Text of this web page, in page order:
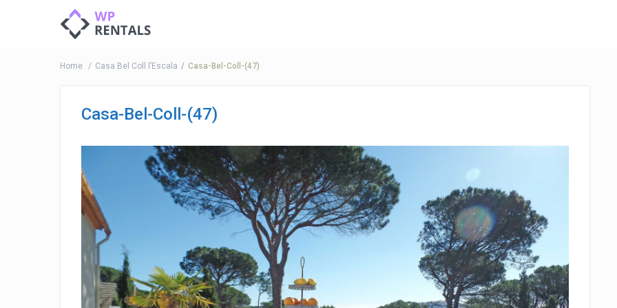
Home Casa Bel Coll l’Escala Casa-Bel-Coll-(47)
Casa-Bel-Coll-(47)